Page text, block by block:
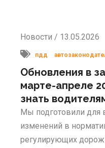
Новости / 13.05.2026
пдд
Обновления в
марте-апреле
знать
Мы подготовили для
изменений в
регулирующих